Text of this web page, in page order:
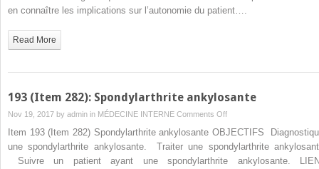
238,
âgé
en connaître les implications sur l’autonomie du patient….
Read More
193 (Item 282): Spondylarthrite ankylosante
Nov 19, 2017 by admin in MÉDECINE INTERNE Comments Offon
193
(Item
Item 193 (Item 282) Spondylarthrite ankylosante OBJECTIFS
une spondylarthrite ankylosante. Traiter une spondylarthrite
Suivre un patient ayant une spondylarthrite ankylosante.